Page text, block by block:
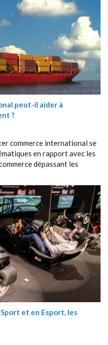
peut-il aider à
?
commerce international se
en rapport avec les
dépassant les
et en Esport, les